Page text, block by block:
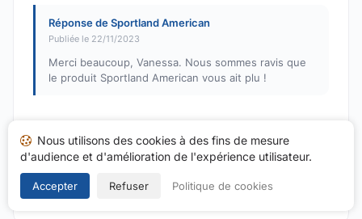
Réponse de Sportland American
Publiée le 22/11/2023
Merci beaucoup, Vanessa. Nous sommes ravis que
le produit Sportland American vous ait plu !
52
Nous utilisons des cookies à des fins de mesure
d'audience et d'amélioration de l'expérience utilisateur.
Accepter Refuser Politique de cookies